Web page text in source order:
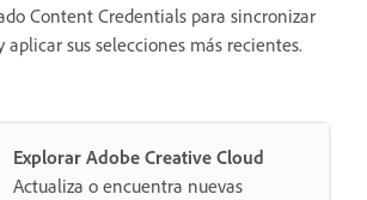
Content Credentials para sincronizar
aplicar sus selecciones más recientes.
Explorar Adobe Creative Cloud
Actualiza o encuentra nuevas